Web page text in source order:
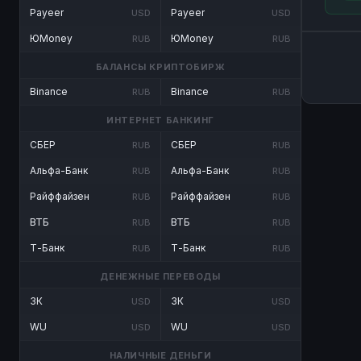
Payeer USD
ЮMoney RUB
Payeer USD
ЮMoney RUB
БАЛАНСЫ КРИПТОБИРЖ
Binance RUB Binance RUB
ИНТЕРНЕТ БАНКИНГ
СБЕР RUB
Альфа-Банк RUB
Райффайзен RUB
ВТБ RUB
Т-Банк RUB
СБЕР RUB
Альфа-Банк RUB
Райффайзен RUB
ВТБ RUB
Т-Банк RUB
ДЕНЕЖНЫЕ ПЕРЕВОДЫ
ЗК USD
WU USD
ЗК USD
WU USD
НАЛИЧНЫЕ ДЕНЬГИ